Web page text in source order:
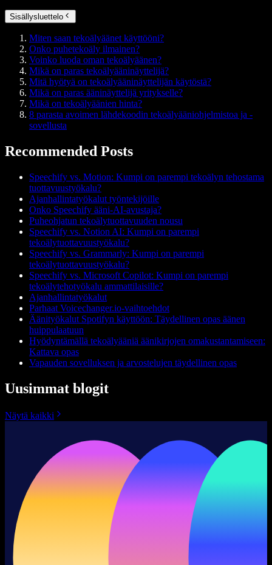
Sisällysluettelo
Miten saan tekoälyäänet käyttööni?
Onko puhetekoäly ilmainen?
Voinko luoda oman tekoälyäänen?
Mikä on paras tekoälyääninäyttelijä?
Mitä hyötyä on tekoälyääninäyttelijän käytöstä?
Mikä on paras ääninäyttelijä yritykselle?
Mikä on tekoälyäänien hinta?
8 parasta avoimen lähdekoodin tekoälyääniohjelmistoa ja -
sovellusta
Recommended Posts
Speechify vs. Motion: Kumpi on parempi tekoälyn tehostama
tuottavuustyökalu?
Ajanhallintatyökalut työntekijöille
Onko Speechify ääni-AI-avustaja?
Puheohjatun tekoälytuottavuuden nousu
Speechify vs. Notion AI: Kumpi on parempi
tekoälytuottavuustyökalu?
Speechify vs. Grammarly: Kumpi on parempi
tekoälytuottavuustyökalu?
Speechify vs. Microsoft Copilot: Kumpi on parempi
tekoälytehotyökalu ammattilaisille?
Ajanhallintatyökalut
Parhaat Voicechanger.io-vaihtoehdot
Äänityökalut Spotifyn käyttöön: Täydellinen opas äänen
huippulaatuun
Hyödyntämällä tekoälyääniä äänikirjojen omakustantamiseen:
Kattava opas
Vapauden sovelluksen ja arvostelujen täydellinen opas
Uusimmat blogit
Näytä kaikki